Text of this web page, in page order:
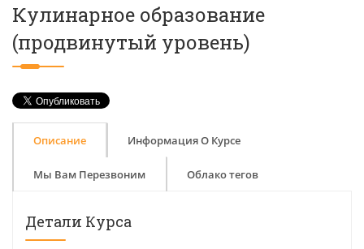
Кулинарное образование
(продвинутый уровень)
Описание Информация О Курсе
Мы Вам Перезвоним Облако тегов
Детали Курса